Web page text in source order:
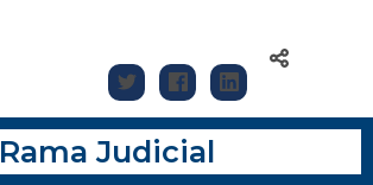
Rama Judicial